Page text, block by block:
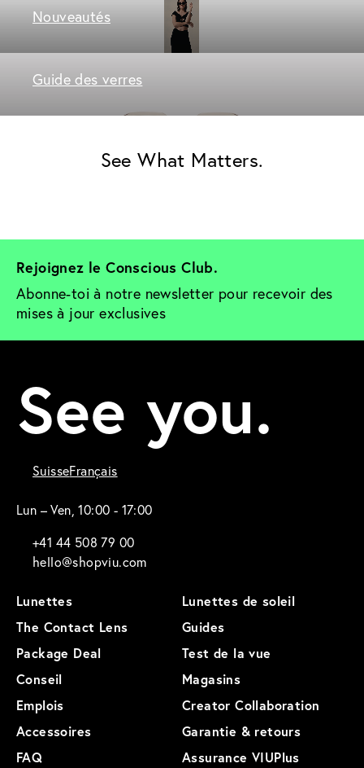
Nouveautés
Guide des verres
See What Matters.
Rejoignez le Conscious Club.
Abonne-toi à notre newsletter pour recevoir des
mises à jour exclusives
See you.
SuisseFrançais
Lun – Ven, 10:00 - 17:00
+41 44 508 79 00
hello@shopviu.com
Lunettes
Lunettes de soleil
The Contact Lens
Guides
Package Deal
Test de la vue
Conseil
Magasins
Emplois
Creator Collaboration
Accessoires
Garantie & retours
FAQ
Assurance VIUPlus